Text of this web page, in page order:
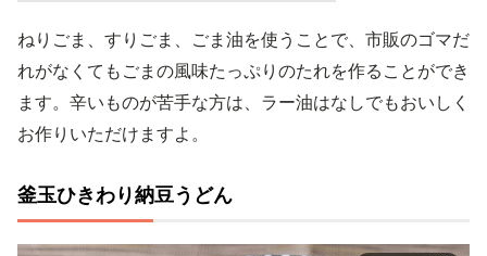
ねりごま、すりごま、ごま油を使うことで、市販のゴマだ
れがなくてもごまの風味たっぷりのたれを作ることができ
ます。辛いものが苦手な方は、ラー油はなしでもおいしく
お作りいただけますよ。
釜玉ひきわり納豆うどん